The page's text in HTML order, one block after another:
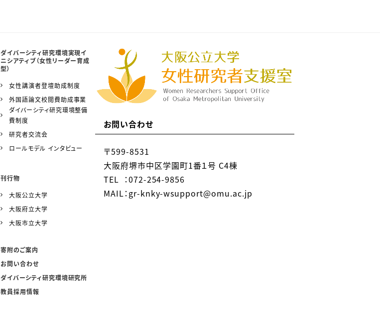
ダイバーシティ研究環境実現イ
ニシアティブ（女性リーダー育成
型）
女性講演者登壇助成制度
外国語論文校閲費助成事業
ダイバーシティ研究環境整備
費制度
研究者交流会
ロールモデル インタビュー
刊行物
大阪公立大学
大阪府立大学
大阪市立大学
寄附のご案内
お問い合わせ
ダイバーシティ研究環境研究所
教員採用情報
お問い合わせ
〒599-8531
大阪府堺市中区学園町1番１号 C4棟
TEL ：072-254-9856
MAIL：gr-knky-wsupport@omu.ac.jp